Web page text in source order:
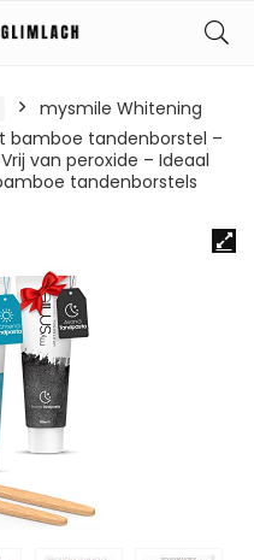
mysmile Whitening
bamboe tandenborstel –
van peroxide – Ideaal
tandenborstels